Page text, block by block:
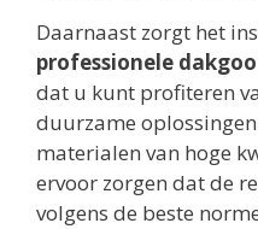
Daarnaast zorgt het
professionele
dat u kunt profiteren
duurzame
materialen van hoge
ervoor zorgen dat de
volgens de beste